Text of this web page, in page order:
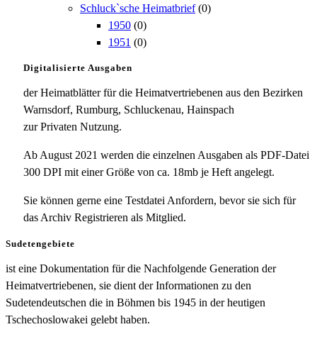
Schluck`sche Heimatbrief (0)
1950 (0)
1951 (0)
Digitalisierte Ausgaben
der Heimatblätter für die Heimatvertriebenen aus den Bezirken
Warnsdorf, Rumburg, Schluckenau, Hainspach
zur Privaten Nutzung.
Ab August 2021 werden die einzelnen Ausgaben als PDF-Datei
300 DPI mit einer Größe von ca. 18mb je Heft angelegt.
Sie können gerne eine Testdatei Anfordern, bevor sie sich für
das Archiv Registrieren als Mitglied.
Sudetengebiete
ist eine Dokumentation für die Nachfolgende Generation der
Heimatvertriebenen, sie dient der Informationen zu den
Sudetendeutschen die in Böhmen bis 1945 in der heutigen
Tschechoslowakei gelebt haben.